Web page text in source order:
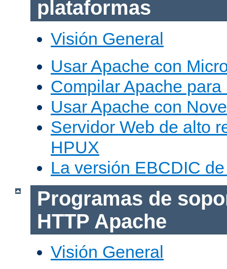
plataformas
Visión General
Usar Apache con
Compilar Apache
Usar Apache con
Servidor Web de alto
HPUX
La versión EBCDIC
Programas de
HTTP Apache
Visión General